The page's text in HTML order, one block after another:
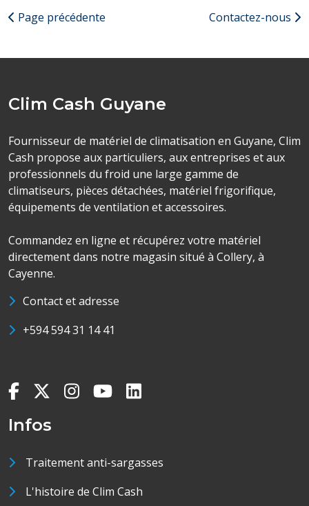
Page précédente Contactez-nous
Clim Cash Guyane
Fournisseur de matériel de climatisation en Guyane, Clim
Cash propose aux particuliers, aux entreprises et aux
professionnels du froid une large gamme de
climatiseurs, pièces détachées, matériel frigorifique,
équipements de ventilation et accessoires.
Commandez en ligne et récupérez votre matériel
directement dans notre magasin situé à Collery, à
Cayenne.
Contact et adresse
+594 594 31 14 41
Infos
Traitement anti-sargasses
L'histoire de Clim Cash